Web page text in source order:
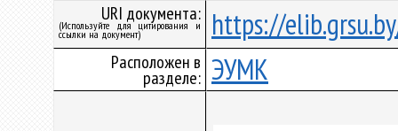
URI документа:
(Используйте для цитирования и
ссылки на документ) https://
Расположен в
разделе: ЭУМК